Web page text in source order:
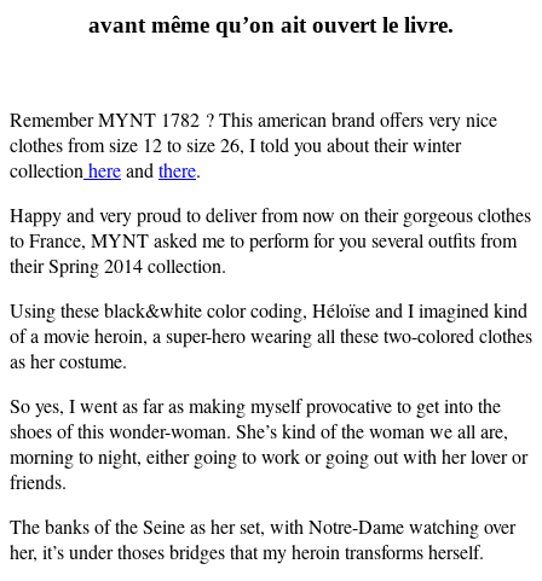
avant même qu’on ait ouvert le livre.
Remember MYNT 1782 ? This american brand offers very nice
clothes from size 12 to size 26, I told you about their winter
collection hereand there.
Happy and very proud to deliver from now on their gorgeous clothes
to France, MYNT asked me to perform for you several outfits from
their Spring 2014 collection.
Using these black&white color coding, Héloïse and I imagined kind
of a movie heroin, a super-hero wearing all these two-colored clothes
as her costume.
So yes, I went as far as making myself provocative to get into the
shoes of this wonder-woman. She’s kind of the woman we all are,
morning to night, either going to work or going out with her lover or
friends.
The banks of the Seine as her set, with Notre-Dame watching over
her, it’s under thoses bridges that my heroin transforms herself.